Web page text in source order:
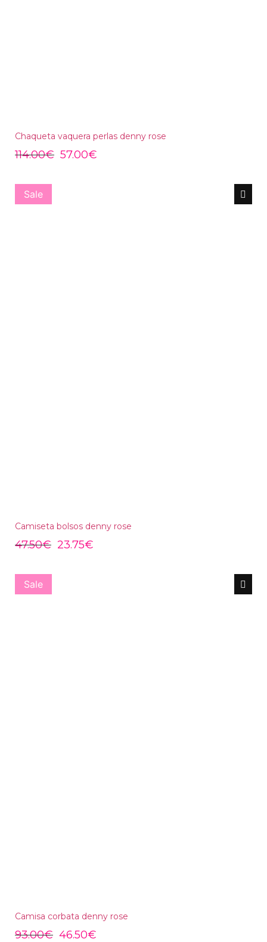
Chaqueta vaquera perlas denny rose
114.00€ 57.00€
Sale
Camiseta bolsos denny rose
47.50€ 23.75€
Sale
Camisa corbata denny rose
93.00€ 46.50€